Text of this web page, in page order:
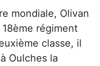
mondiale, Olivan
régiment
classe, il
Oulches la